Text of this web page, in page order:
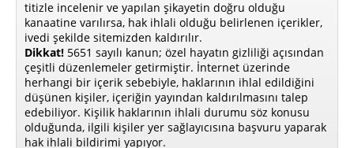
titizle incelenir ve yapılan şikayetin doğru olduğu
kanaatine varılırsa, hak ihlali olduğu belirlenen içerikler,
ivedi şekilde sitemizden kaldırılır.
Dikkat! 5651 sayılı kanun; özel hayatın gizliliği açısından
çeşitli düzenlemeler getirmiştir. İnternet üzerinde
herhangi bir içerik sebebiyle, haklarının ihlal edildiğini
düşünen kişiler, içeriğin yayından kaldırılmasını talep
edebiliyor. Kişilik haklarının ihlali durumu söz konusu
olduğunda, ilgili kişiler yer sağlayıcısına başvuru yaparak
hak ihlali bildirimi yapıyor.